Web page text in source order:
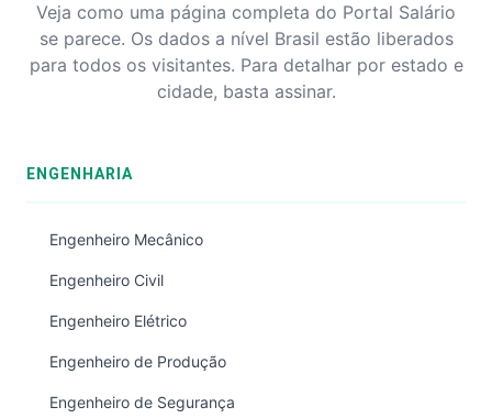
Veja como uma página completa do Portal Salário
se parece. Os dados a nível Brasil estão liberados
para todos os visitantes. Para detalhar por estado e
cidade, basta assinar.
ENGENHARIA
Engenheiro Mecânico
Engenheiro Civil
Engenheiro Elétrico
Engenheiro de Produção
Engenheiro de Segurança